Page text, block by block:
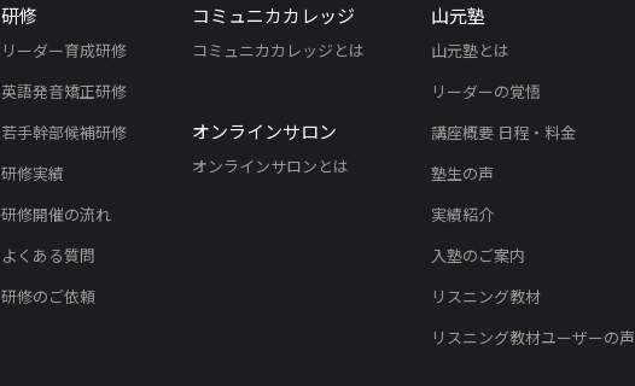
研修
リーダー育成研修
英語発音矯正研修
若手幹部候補研修
研修実績
研修開催の流れ
よくある質問
研修のご依頼
コミュニカカレッジ
コミュニカカレッジとは
オンラインサロン
オンラインサロンとは
山元塾
山元塾とは
リーダーの覚悟
講座概要 日程・料金
塾生の声
実績紹介
入塾のご案内
リスニング教材
リスニング教材ユーザーの声